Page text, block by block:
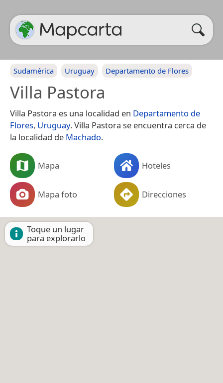
Sudamérica Uruguay Departamento de Flores
Villa Pastora
Villa Pastora es una localidad en Departamento de
Flores, Uruguay. Villa Pastora se encuentra cerca de
la localidad de Machado.
Mapa Hoteles
Mapa foto Direcciones
Toque un lugar
para explorarlo